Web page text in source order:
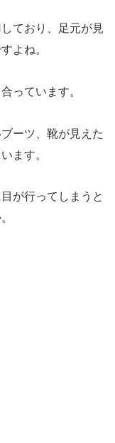
ており、足元が見
よね。
っています。
ーツ、靴が見えた
ます。
が行ってしまうと